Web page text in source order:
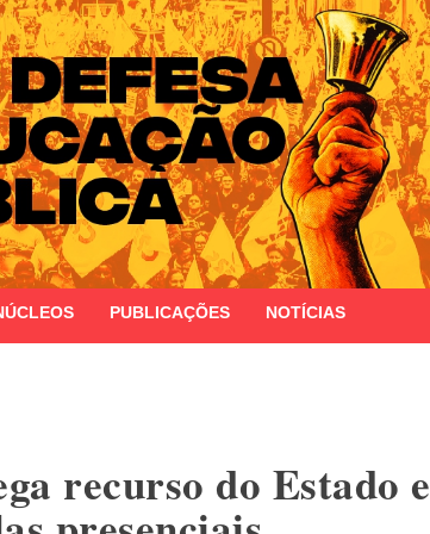
Sul
PUBLICAÇÕES NOTÍCIAS
recurso do Estado e